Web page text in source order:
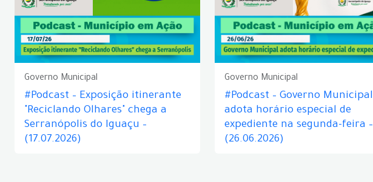
Governo Municipal
#Podcast – Exposição itinerante
"Reciclando Olhares" chega a
Serranópolis do Iguaçu –
(17.07.2026)
Governo Municipal
#Podcast – Governo Municipal
adota horário especial de
expediente na segunda-feira –
(26.06.2026)